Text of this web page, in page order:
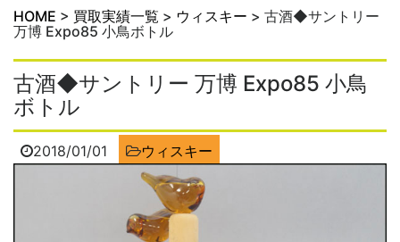
HOME > 買取実績一覧 > ウィスキー > 古酒◆サントリー
万博 Expo85 小鳥ボトル
古酒◆サントリー 万博 Expo85 小鳥
ボトル
2018/01/01 ウィスキー